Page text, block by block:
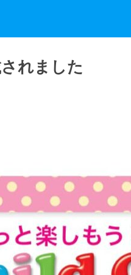
れました